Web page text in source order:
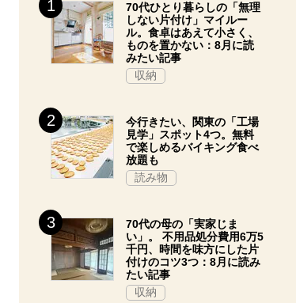
70代ひとり暮らしの「無理
しない片付け」マイルー
ル。食卓はあえて小さく、
ものを置かない：8月に読
みたい記事
収納
今行きたい、関東の「工場
見学」スポット4つ。無料
で楽しめるバイキング食べ
放題も
読み物
70代の母の「実家じま
い」。 不用品処分費用6万5
千円、時間を味方にした片
付けのコツ3つ：8月に読み
たい記事
収納